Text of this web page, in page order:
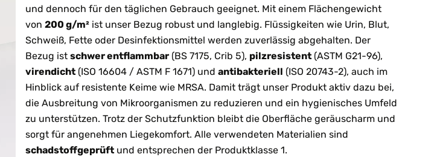
und dennoch für den täglichen Gebrauch geeignet. Mit einem Flächengewicht
von 200 g/m² ist unser Bezug robust und langlebig. Flüssigkeiten wie Urin, Blut,
Schweiß, Fette oder Desinfektionsmittel werden zuverlässig abgehalten. Der
Bezug ist schwer entflammbar (BS 7175, Crib 5), pilzresistent (ASTM G21-96),
virendicht (ISO 16604 / ASTM F 1671) und antibakteriell (ISO 20743-2), auch im
Hinblick auf resistente Keime wie MRSA. Damit trägt unser Produkt aktiv dazu bei,
die Ausbreitung von Mikroorganismen zu reduzieren und ein hygienisches Umfeld
zu unterstützen. Trotz der Schutzfunktion bleibt die Oberfläche geräuscharm und
sorgt für angenehmen Liegekomfort. Alle verwendeten Materialien sind
schadstoffgeprüft und entsprechen der Produktklasse 1.